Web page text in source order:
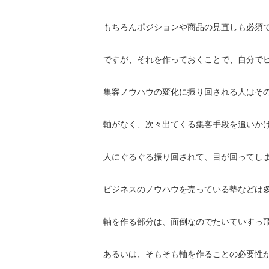
もちろんポジションや商品の見直しも必須
ですが、それを作っておくことで、 自分で
集客ノウハウの変化に振り回される人はそ
軸がなく、次々出てくる集客手段を追いか
人にぐるぐる振り回されて、目が回ってし
ビジネスのノウハウを売っている塾などは
軸を作る部分は、面倒なのでたいていすっ
あるいは、 そもそも軸を作ることの必要性